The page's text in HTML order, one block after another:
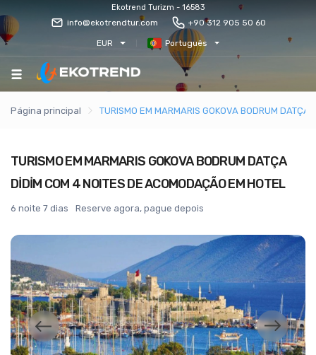
Ekotrend Turizm - 16583
info@ekotrendtur.com +90 312 905 50 60
EUR Português
Página principal TURISMO EM MARMARIS GOKOVA BODRUM
TURISMO EM MARMARIS GOKOVA BODRUM DATÇA
DİDİM COM 4 NOITES DE ACOMODAÇÃO EM HOTEL
6 noite 7 dias Reserve agora, pague depois